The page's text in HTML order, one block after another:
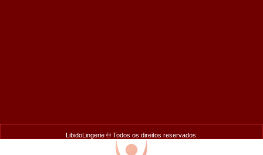
LibidoLingerie © Todos os direitos reservados.